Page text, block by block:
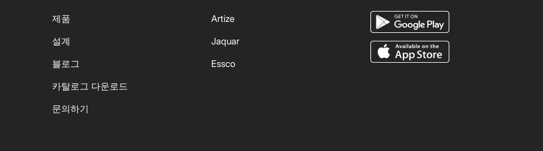
제품
설계
블로그
카탈로그 다운로드
문의하기
Artize
Jaquar
Essco